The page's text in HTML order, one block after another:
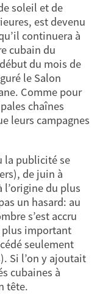
soleil et de
est devenu
continuera à
cubain du
du mois de
le Salon
Comme pour
chaînes
leurs campagnes
la publicité se
de juin à
du plus
un hasard: au
s’est accru
plus important
seulement
Si l’on y ajoutait
cubaines à
tête.